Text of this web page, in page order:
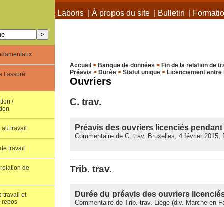
propos de Terra Laboris| À propos du site| Bulletin
Accueil > Banque de données > Fin de la relation de
Préavis > Durée> Statut unique> Licenciement entre
Ouvriers
C. trav.
Préavis des ouvriers licenciés
Commentaire de C. trav. Bruxelles, 4 février 2015,
Trib. trav.
Durée du préavis des ouvriers
Commentaire de Trib. trav. Liège (div. Marche-en-
l’assuré
/
travail
travail
de
travail et
repos